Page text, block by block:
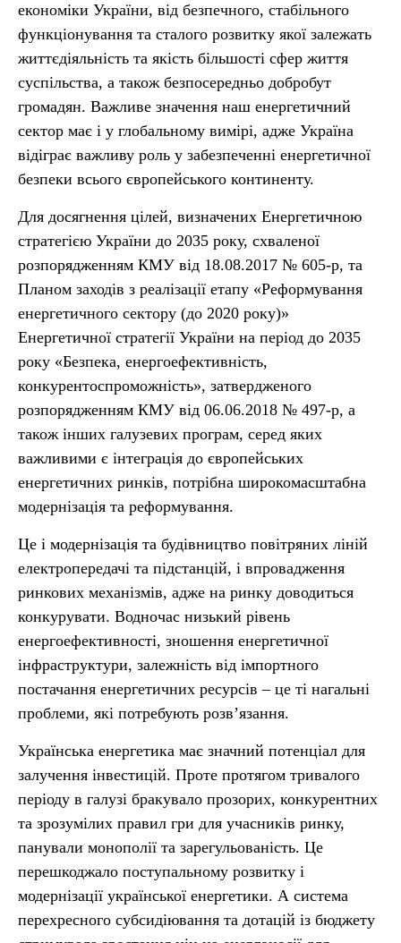
економіки України, від безпечного, стабільного
функціонування та сталого розвитку якої залежать
життєдіяльність та якість більшості сфер життя
суспільства, а також безпосередньо добробут
громадян. Важливе значення наш енергетичний
сектор має і у глобальному вимірі, адже Україна
відіграє важливу роль у забезпеченні енергетичної
безпеки всього європейського континенту.
Для досягнення цілей, визначених Енергетичною
стратегією України до 2035 року, схваленої
розпорядженням КМУ від 18.08.2017 № 605-р, та
Планом заходів з реалізації етапу «Реформування
енергетичного сектору (до 2020 року)»
Енергетичної стратегії України на період до 2035
року «Безпека, енергоефективність,
конкурентоспроможність», затвердженого
розпорядженням КМУ від 06.06.2018 № 497-р, а
також інших галузевих програм, серед яких
важливими є інтеграція до європейських
енергетичних ринків, потрібна широкомасштабна
модернізація та реформування.
Це і модернізація та будівництво повітряних ліній
електропередачі та підстанцій, і впровадження
ринкових механізмів, адже на ринку доводиться
конкурувати. Водночас низький рівень
енергоефективності, зношення енергетичної
інфраструктури, залежність від імпортного
постачання енергетичних ресурсів – це ті нагальні
проблеми, які потребують розв’язання.
Українська енергетика має значний потенціал для
залучення інвестицій. Проте протягом тривалого
періоду в галузі бракувало прозорих, конкурентних
та зрозумілих правил гри для учасників ринку,
панували монополії та зарегульованість. Це
перешкоджало поступальному розвитку і
модернізації української енергетики. А система
перехресного субсидіювання та дотацій із бюджету